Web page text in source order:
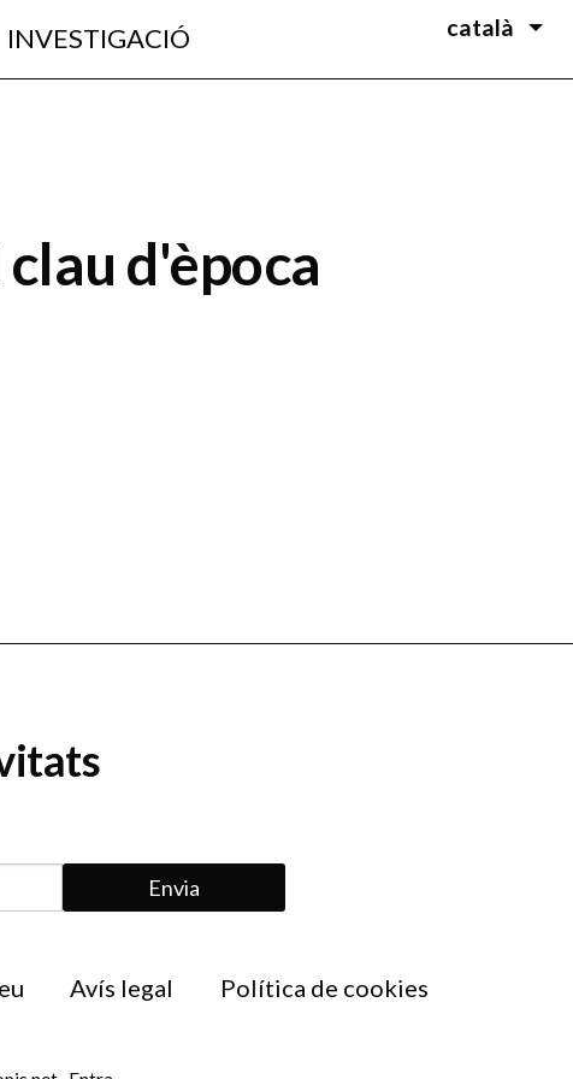
INVESTIGACIÓ català
d'època
Avís legal Política de cookies